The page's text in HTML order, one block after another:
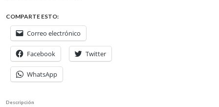
COMPARTE ESTO:
Correo electrónico
Facebook Twitter
WhatsApp
Descripción